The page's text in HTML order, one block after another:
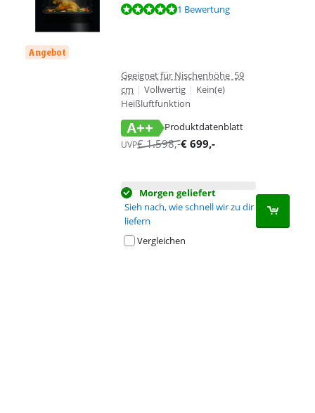
Angebot
Bewertet mit 10 von 10, basierend auf 1 Bewertung.
1 Bewertung
Geeignet für Nischenhöhe 59
cm | Vollwertig | Kein(e)
Heißluftfunktion
A++
Produktdatenblatt
wird in neuem Tab geöffnetUVP€1.598,-€ 699,-
Morgen geliefert
Sieh nach, wie schnell wir zu dir
liefern
Vergleichen